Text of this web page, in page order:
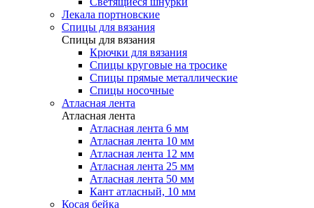
Лекала портновские
Спицы для вязания
Спицы для вязания
Крючки для вязания
Спицы круговые на тросике
Спицы прямые металлические
Спицы носочные
Атласная лента
Атласная лента
Атласная лента 6 мм
Атласная лента 10 мм
Атласная лента 12 мм
Атласная лента 25 мм
Атласная лента 50 мм
Кант атласный, 10 мм
Косая бейка